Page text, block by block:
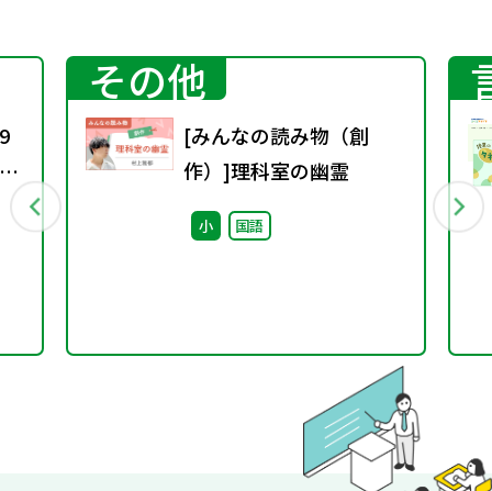
その他
[みんなの読み物（創
作）]理科室の幽霊
小 国語